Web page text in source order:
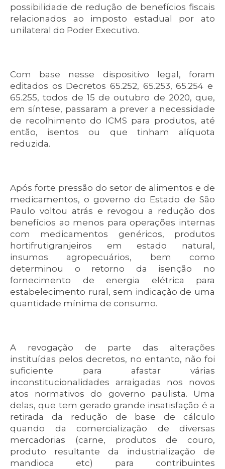
possibilidade de redução de benefícios fiscais
relacionados ao imposto estadual por ato
unilateral do Poder Executivo.
Com base nesse dispositivo legal, foram
editados os Decretos 65.252, 65.253, 65.254 e
65.255, todos de 15 de outubro de 2020, que,
em síntese, passaram a prever a necessidade
de recolhimento do ICMS para produtos, até
então, isentos ou que tinham alíquota
reduzida.
Após forte pressão do setor de alimentos e de
medicamentos, o governo do Estado de São
Paulo voltou atrás e revogou a redução dos
benefícios ao menos para operações internas
com medicamentos genéricos, produtos
hortifrutigranjeiros em estado natural,
insumos agropecuários, bem como
determinou o retorno da isenção no
fornecimento de energia elétrica para
estabelecimento rural, sem indicação de uma
quantidade mínima de consumo.
A revogação de parte das alterações
instituídas pelos decretos, no entanto, não foi
suficiente para afastar várias
inconstitucionalidades arraigadas nos novos
atos normativos do governo paulista. Uma
delas, que tem gerado grande insatisfação é a
retirada da redução de base de cálculo
quando da comercialização de diversas
mercadorias (carne, produtos de couro,
produto resultante da industrialização de
mandioca etc) para contribuintes